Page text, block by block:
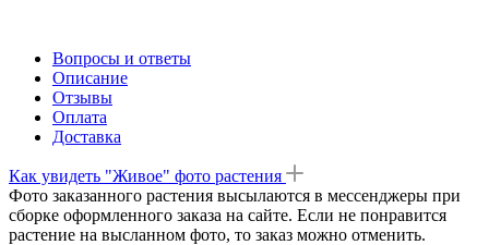
Вопросы и ответы
Описание
Отзывы
Оплата
Доставка
Как увидеть "Живое" фото растения
Фото заказанного растения высылаются в мессенджеры при
сборке оформленного заказа на сайте. Если не понравится
растение на высланном фото, то заказ можно отменить.